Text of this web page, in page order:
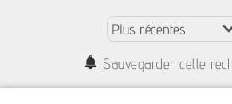
Sauvegarder cette